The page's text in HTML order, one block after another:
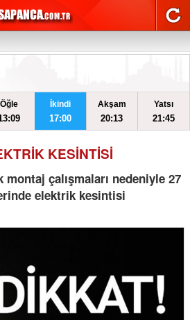
Öğle İkindi
17:00
Akşam
20:13
Yatsı
21:45
KESİNTİSİ
montaj çalışmaları nedeniyle 27
elektrik kesintisi